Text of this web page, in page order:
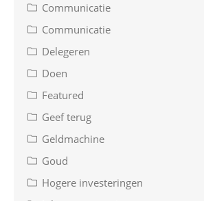
Communicatie
Communicatie
Delegeren
Doen
Featured
Geef terug
Geldmachine
Goud
Hogere investeringen